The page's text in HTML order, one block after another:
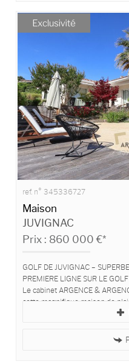
ref. n° 345336727
Maison
JUVIGNAC
Prix : 860 000 €*
GOLF DE JUVIGNAC –
PREMIERE LIGNE SUR LE GOLF
Le cabinet ARGENCE &
cette magnifique maison de